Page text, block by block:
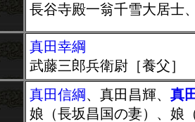
長谷寺殿一翁千雪大居士
真田幸綱
武藤三郎兵衛尉［養父］
真田信綱、真田昌輝、 真
娘（長坂昌国の妻）、娘